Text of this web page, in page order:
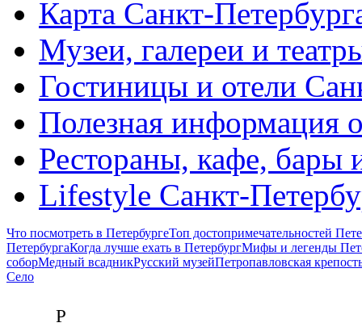
Карта Санкт-
Музеи, галереи и
Гостиницы и отели
Полезная информация
Рестораны, кафе, бары
Lifestyle Санкт-
Что посмотреть в ПетербургеТоп достопримечательностей
ПетербургаКогда лучше ехать в ПетербургМифы и легенды
соборМедный всадникРусский музейПетропавловская
Село
Р